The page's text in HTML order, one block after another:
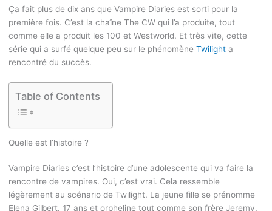
Ça fait plus de dix ans que Vampire Diaries est sorti pour la
première fois. C’est la chaîne The CW qui l’a produite, tout
comme elle a produit les 100 et Westworld. Et très vite, cette
série qui a surfé quelque peu sur le phénomène Twilight a
rencontré du succès.
Table of Contents
Quelle est l’histoire ?
Vampire Diaries c’est l’histoire d’une adolescente qui va faire la
rencontre de vampires. Oui, c’est vrai. Cela ressemble
légèrement au scénario de Twilight. La jeune fille se prénomme
Elena Gilbert. 17 ans et orpheline tout comme son frère Jeremy.